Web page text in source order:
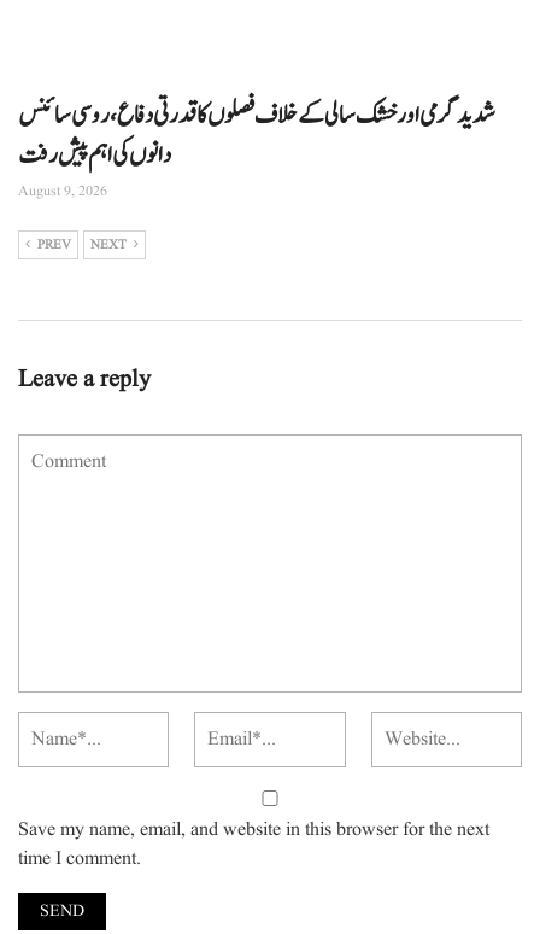
شدید گرمی اور خشک سالی کے خلاف فصلوں کا قدرتی دفاع، روسی سائنس
دانوں کی اہم پیش رفت
August 9, 2026
PREV NEXT
Leave a reply
Save my name, email, and website in this browser for the next
time I comment.